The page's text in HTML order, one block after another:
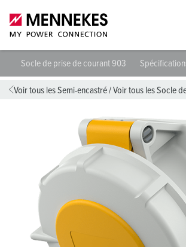
Socle de prise de courant 903
Voir tous les Semi-encastré/Voir tous les Socle